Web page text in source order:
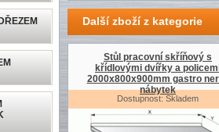
Další zboží z kategorie
Stůl pracovní skříňový s
křídlovými dvířky a
2000x800x900mm gastro
nábytek
Dostupnost: Skladem